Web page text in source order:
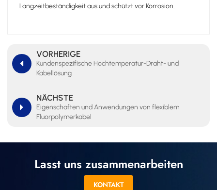
Langzeitbeständigkeit aus und schützt vor Korrosion.
VORHERIGE
Kundenspezifische Hochtemperatur-Draht- und
Kabellösung
NÄCHSTE
Eigenschaften und Anwendungen von flexiblem
Fluorpolymerkabel
Lasst uns zusammenarbeiten
KONTAKT